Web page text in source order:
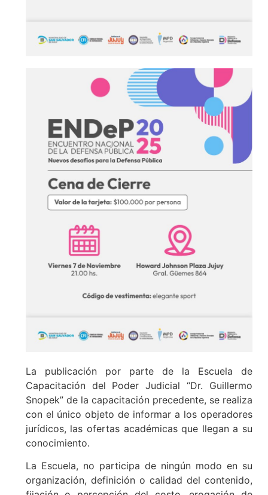
La publicación por parte de la Escuela de
Capacitación del Poder Judicial “Dr. Guillermo
Snopek” de la capacitación precedente, se realiza
con el único objeto de informar a los operadores
jurídicos, las ofertas académicas que llegan a su
conocimiento.
La Escuela, no participa de ningún modo en su
organización, definición o calidad del contenido,